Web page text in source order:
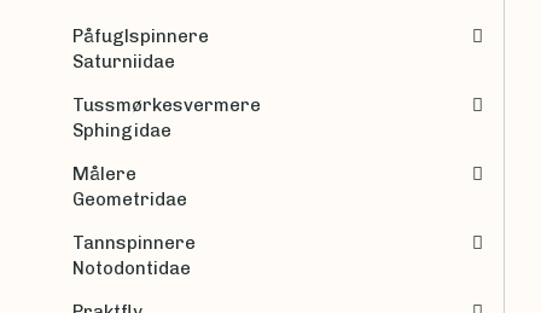
Påfuglspinnere
Saturniidae
Tussmørkesvermere
Sphingidae
Målere
Geometridae
Tannspinnere
Notodontidae